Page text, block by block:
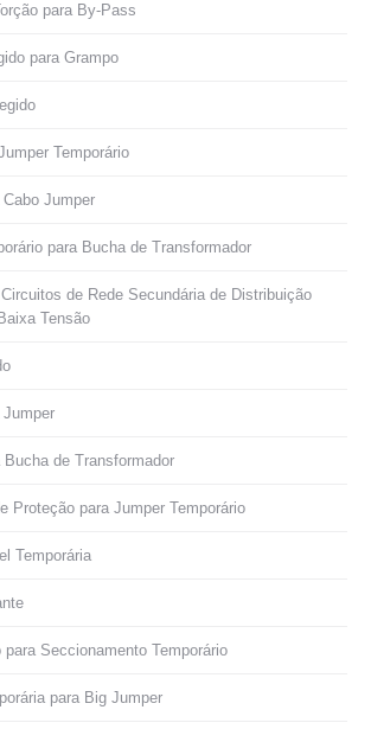
para By-Pass
para Grampo
Temporário
Jumper
para Bucha de Transformador
de Rede Secundária de Distribuição
Tensão
Jumper
Bucha de Transformador
Proteção para Jumper Temporário
Temporária
para Seccionamento Temporário
para Big Jumper